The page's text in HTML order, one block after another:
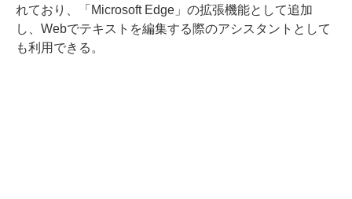
れており、「Microsoft Edge」の拡張機能として追加
し、Webでテキストを編集する際のアシスタントとして
も利用できる。